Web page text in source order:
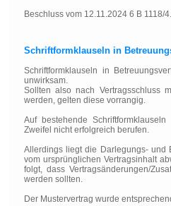
Beschluss vom 12.11.2024 6 B 1118/
Schriftformklauseln in
Schriftformklauseln in
unwirksam.
Sollten also nach Vertragsschluss
werden, gelten diese vorrangig.
Auf bestehende
Zweifel nicht erfolgreich berufen.
Allerdings liegt die Darlegungs- und
vom ursprünglichen Vertragsinhalt
folgt, dass Vertragsänderungen/
werden sollten.
Der Mustervertrag wurde